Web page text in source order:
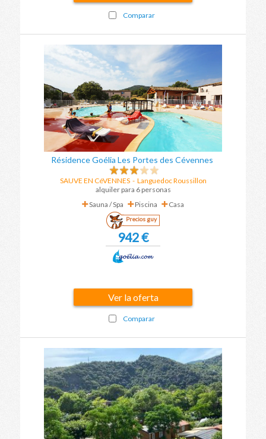
Comparar
Résidence Goélia Les Portes des Cévennes
SAUVE EN CéVENNES- Languedoc Roussillon
alquiler para 6 personas
Sauna / Spa
Piscina Casa
Precios guy
942 €
Ver la oferta
Comparar